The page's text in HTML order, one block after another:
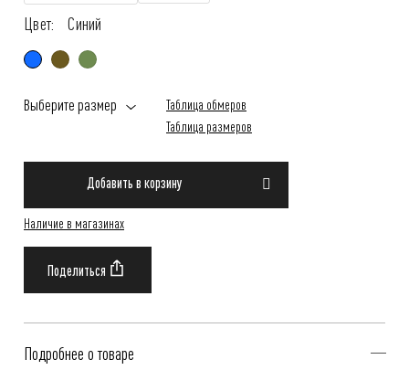
Цвет: Синий
Выберите размер
Таблица обмеров
Таблица размеров
Добавить в корзину
Наличие в магазинах
Подробнее о товаре